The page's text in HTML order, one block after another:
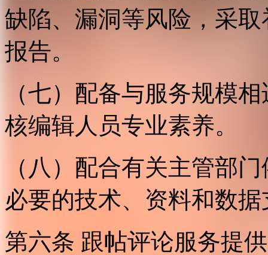
缺陷、漏洞等风险，采
报告。
（七）配备与服务规模
核编辑人员专业素养。
（八）配合有关主管部
必要的技术、资料和数
第六条 跟帖评论服务提